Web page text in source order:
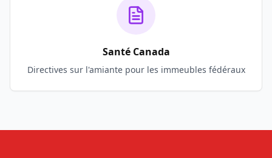
Santé Canada
Directives sur l'amiante pour les immeubles fédéraux